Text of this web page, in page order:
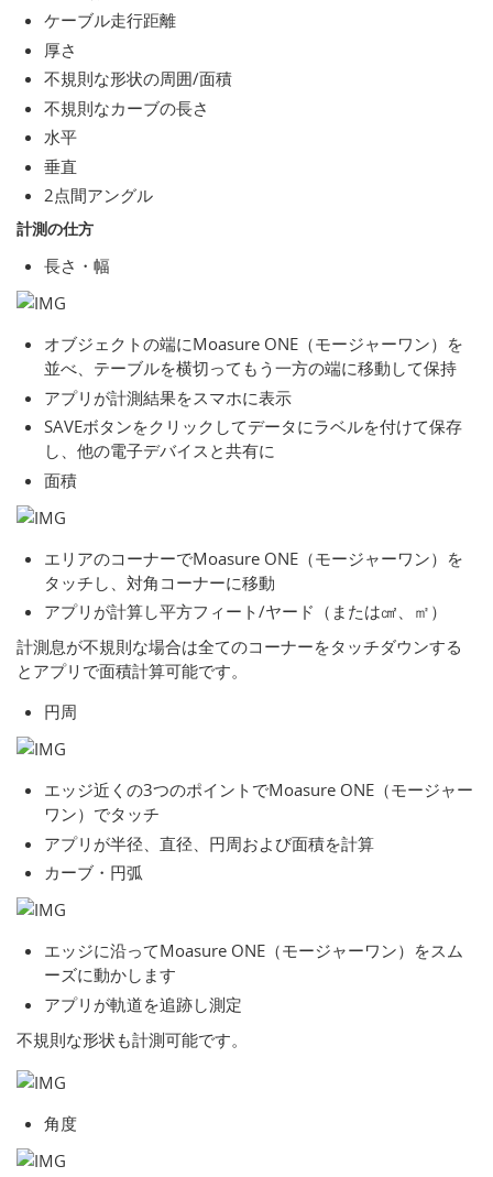
ケーブル走行距離
厚さ
不規則な形状の周囲/面積
不規則なカーブの長さ
水平
垂直
2点間アングル
計測の仕方
長さ・幅
オブジェクトの端にMoasure ONE（モージャーワン）を
並べ、テーブルを横切ってもう一方の端に移動して保持
アプリが計測結果をスマホに表示
SAVEボタンをクリックしてデータにラベルを付けて保存
し、他の電子デバイスと共有に
面積
エリアのコーナーでMoasure ONE（モージャーワン）を
タッチし、対角コーナーに移動
アプリが計算し平方フィート/ヤード（または㎠、㎡）
計測息が不規則な場合は全てのコーナーをタッチダウンする
とアプリで面積計算可能です。
円周
エッジ近くの3つのポイントでMoasure ONE（モージャー
ワン）でタッチ
アプリが半径、直径、円周および面積を計算
カーブ・円弧
エッジに沿ってMoasure ONE（モージャーワン）をスム
ーズに動かします
アプリが軌道を追跡し測定
不規則な形状も計測可能です。
角度